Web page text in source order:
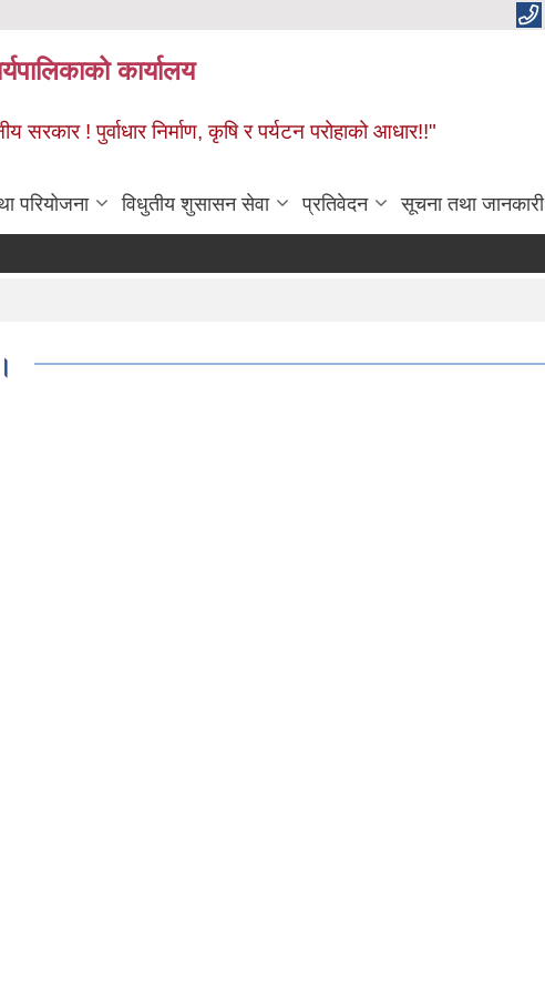
कार्यालय
सरकार ! पुर्वाधार निर्माण, कृषि र पर्यटन परोहाको आधार!!"
परियोजना विधुतीय शुसासन सेवा प्रतिवेदन सूचना तथा जानकारी